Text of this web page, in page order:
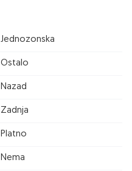
Jednozonska
Ostalo
Nazad
Zadnja
Platno
Nema